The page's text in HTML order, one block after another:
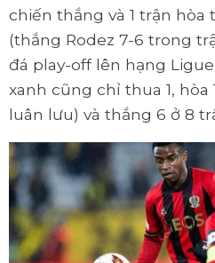
chiến thắng và 1 trận
(thắng Rodez 7-6 trong
đá play-off lên hạng Ligue
xanh cũng chỉ thua 1,
luân lưu) và thắng 6 ở 8